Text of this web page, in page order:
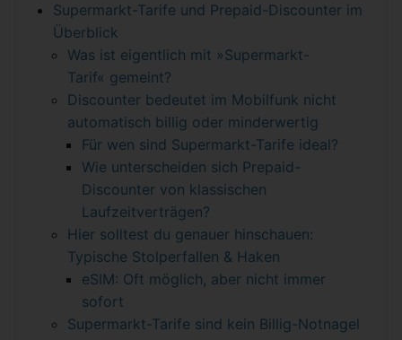
Supermarkt-Tarife und Prepaid-Discounter im
Überblick
Was ist eigentlich mit »Supermarkt-
Tarif« gemeint?
Discounter bedeutet im Mobilfunk nicht
automatisch billig oder minderwertig
Für wen sind Supermarkt-Tarife ideal?
Wie unterscheiden sich Prepaid-
Discounter von klassischen
Laufzeitverträgen?
Hier solltest du genauer hinschauen:
Typische Stolperfallen & Haken
eSIM: Oft möglich, aber nicht immer
sofort
Supermarkt-Tarife sind kein Billig-Notnagel